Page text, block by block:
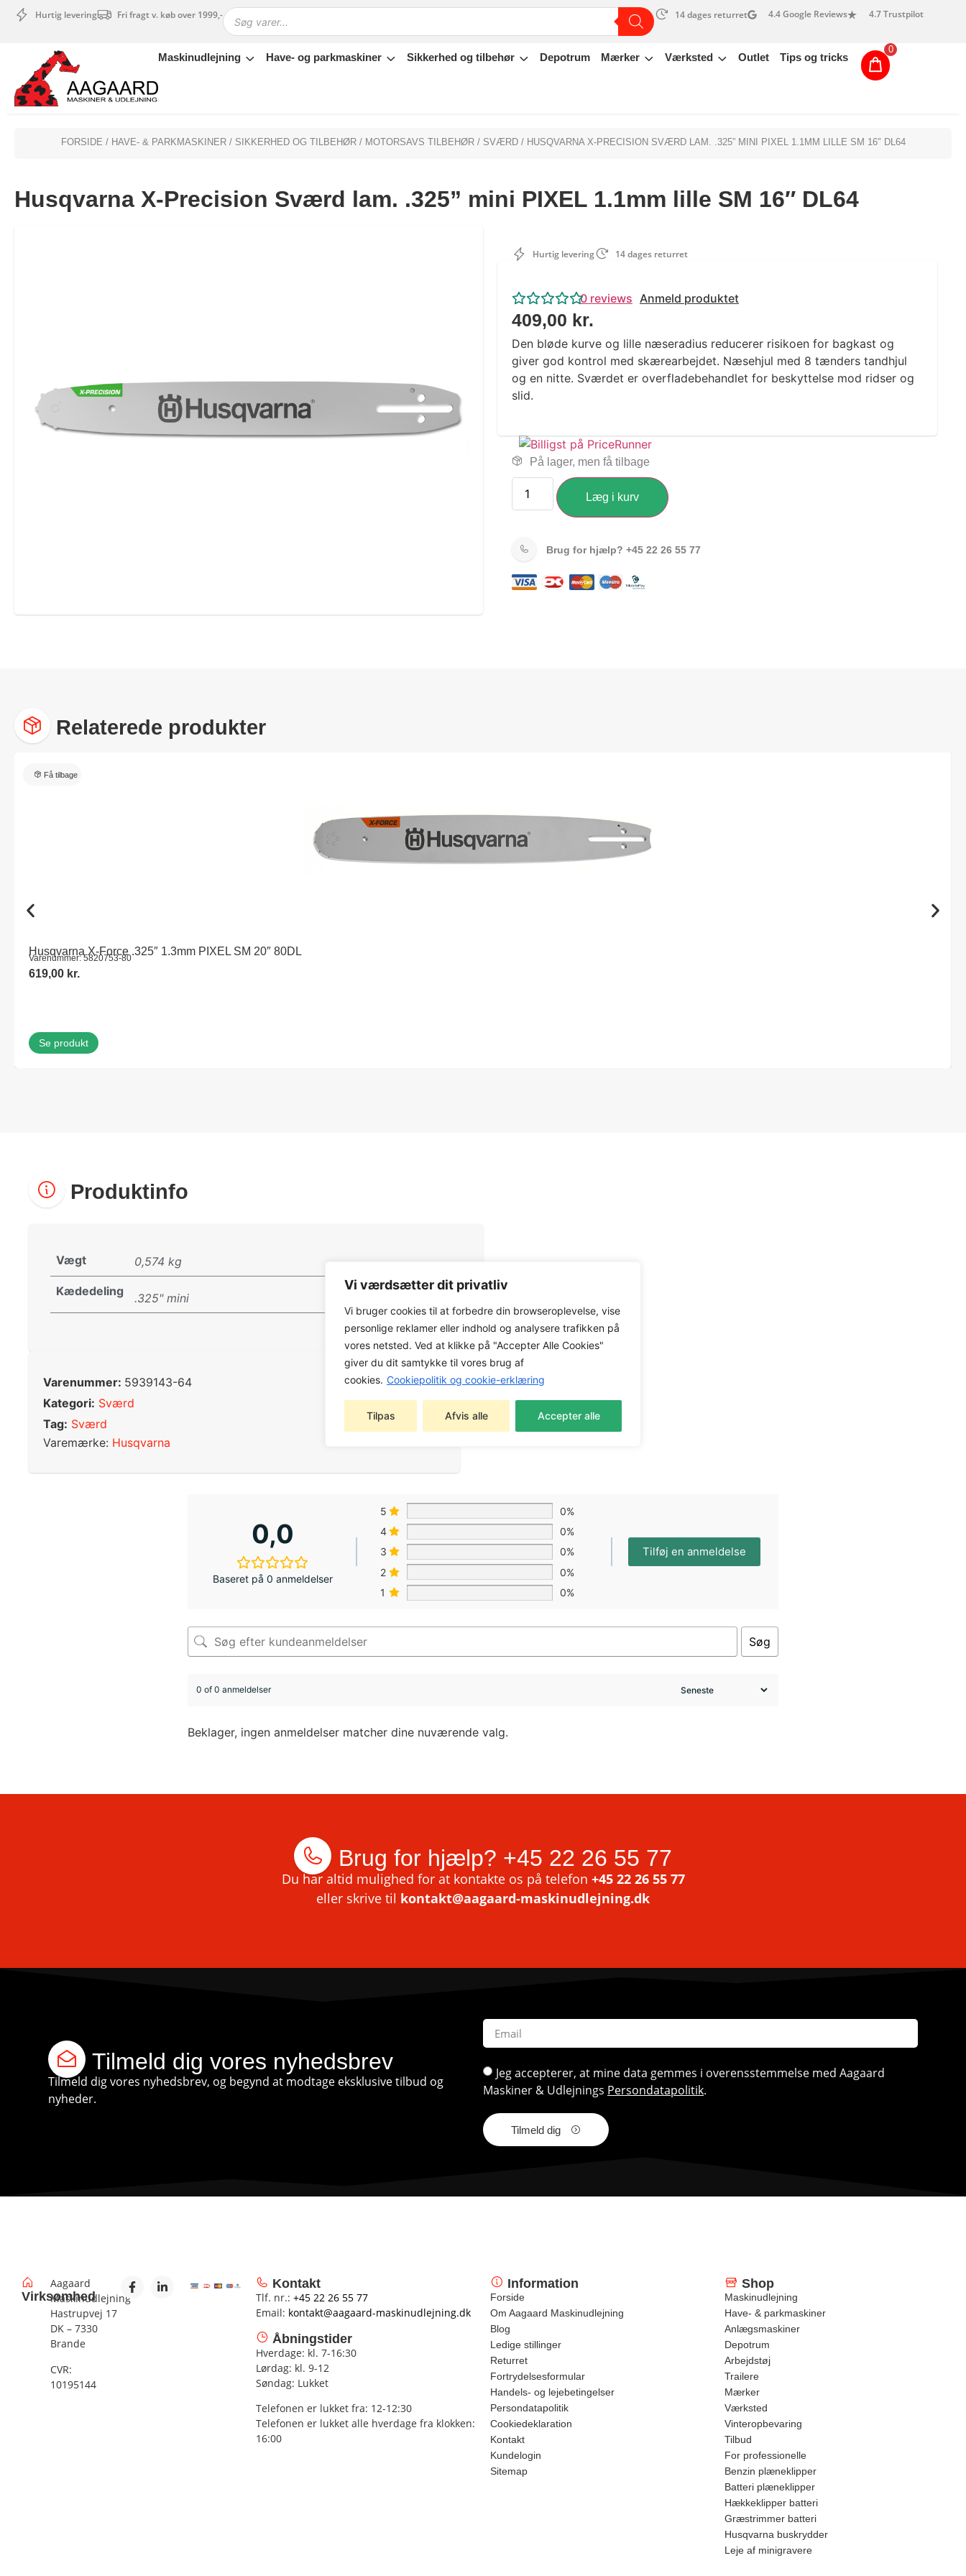
Vi værdsætter dit privatliv
Vi bruger cookies til at forbedre din browseroplevelse, vise
personlige reklamer eller indhold og analysere trafikken på
vores netsted. Ved at klikke på "Accepter Alle Cookies"
giver du dit samtykke til vores brug af
cookies. Cookiepolitik og cookie-erklæring
Tilpas Afvis alle Accepter alle
Hurtig levering Fri fragt v. køb over 1999,- 14 dages returret 4.4 Google Reviews 4.7 Trustpilot
Maskinudlejning Have- og parkmaskiner Sikkerhed og tilbehør Depotrum Mærker Værksted Outlet Tips og tricks
0
Maskinudlejning
Have- og parkmaskiner
Sikkerhed og tilbehør
Outlet
Tips og tricks
FORSIDE / HAVE- & PARKMASKINER/ SIKKERHED OG TILBEHØR/ MOTORSAVS TILBEHØR/ SVÆRD/ HUSQVARNA X-PRECISION SVÆRD LAM. .325” MINI PIXEL 1.1MM LILLE SM 16″ DL64
Husqvarna X-Precision Sværd lam. .325” mini PIXEL 1.1mm lille SM 16″ DL64
Hurtig levering 14 dages returret
0 reviews Anmeld produktet
409,00 kr.
Den bløde kurve og lille næseradius reducerer risikoen for bagkast og
giver god kontrol med skærearbejdet. Næsehjul med 8 tænders tandhjul
og en nitte. Sværdet er overfladebehandlet for beskyttelse mod ridser og
slid.
På lager, men få tilbage
Læg i kurv
Brug for hjælp? +45 22 26 55 77
Relaterede produkter
Få tilbage
Husqvarna X-Force .325″ 1.3mm PIXEL SM 20″ 80DL
Varenummer: 5820753-80
619,00 kr.
Se produkt
Produktinfo
Vægt 0,574 kg
Kædedeling .325" mini
Varenummer: 5939143-64
Kategori: Sværd
Tag: Sværd
Varemærke: Husqvarna
0,0
Baseret på 0 anmeldelser
5
0%
4
0%
3
0%
2
0%
1
0%
Tilføj en anmeldelse
Søg
0 of 0 anmeldelser
Beklager, ingen anmeldelser matcher dine nuværende valg.
Brug for hjælp? +45 22 26 55 77
Du har altid mulighed for at kontakte os på telefon +45 22 26 55 77
eller skrive til kontakt@aagaard-maskinudlejning.dk
Tilmeld dig vores nyhedsbrev
Tilmeld dig vores nyhedsbrev, og begynd at modtage eksklusive tilbud og
nyheder.
Jeg accepterer, at mine data gemmes i overensstemmelse med Aagaard
Maskiner & Udlejnings Persondatapolitik.
Tilmeld dig
Virksomhed
Aagaard
Maskinudlejning
Hastrupvej 17
DK – 7330
Brande
CVR:
10195144
Kontakt
Tlf. nr.: +45 22 26 55 77
Email: kontakt@aagaard-maskinudlejning.dk
Åbningstider
Hverdage: kl. 7-16:30
Lørdag: kl. 9-12
Søndag: Lukket
Telefonen er lukket fra: 12-12:30
Telefonen er lukket alle hverdage fra klokken:
16:00
Information
Forside
Om Aagaard Maskinudlejning
Blog
Ledige stillinger
Returret
Fortrydelsesformular
Handels- og lejebetingelser
Persondatapolitik
Cookiedeklaration
Kontakt
Kundelogin
Sitemap
Shop
Maskinudlejning
Have- & parkmaskiner
Anlægsmaskiner
Depotrum
Arbejdstøj
Trailere
Mærker
Værksted
Vinteropbevaring
Tilbud
For professionelle
Benzin plæneklipper
Batteri plæneklipper
Hækkeklipper batteri
Græstrimmer batteri
Husqvarna buskrydder
Leje af minigravere